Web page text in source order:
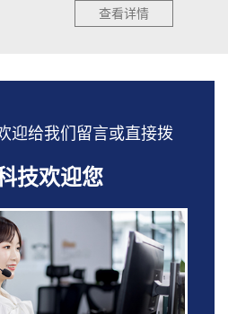
查看详情
迎给我们留言或直接拨
技欢迎您